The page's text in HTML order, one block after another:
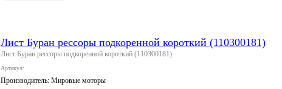
Лист Буран рессоры подкоренной короткий (110300181)
Лист Буран рессоры подкоренной короткий (110300181)
Артикул:
Производитель: Мировые моторы